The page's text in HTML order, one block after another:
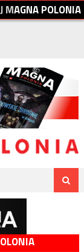
JMAGNAPOLONIA